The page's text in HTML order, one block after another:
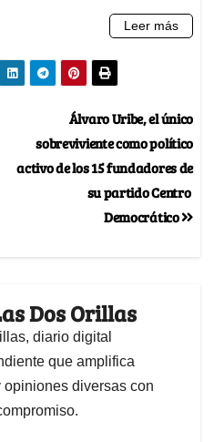
Álvaro Uribe, el único
sobreviviente como político
activo de los 15 fundadores de
su partido Centro
Democrático
Dos Orillas
diario digital
que amplifica
opiniones diversas con